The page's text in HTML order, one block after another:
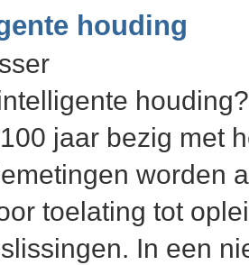
houding
jaar bezig met
worden
toelating tot
In een